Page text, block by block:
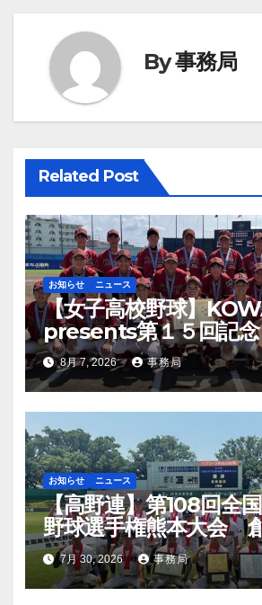
ゲ
ー
シ
ン
By事務局
Related Post
お知らせ ニュース
【女子高校野球】
presents第１５回記念
等学校女子硬式野球ユ
幕
8月 7, 2026 事務局
お知らせ ニュース
【高野連】第108回全
野球選手権熊本大会
明高校悲願の初優勝
7月 30, 2026 事務局